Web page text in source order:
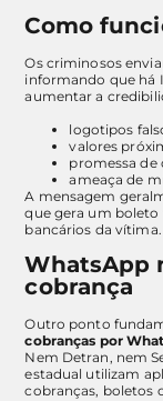
Como
Os criminosos
informando que há
aumentar a
logotipos
valores
promessa
ameaça de
A mensagem
que gera um boleto
bancários da vítima.
WhatsApp
cobrança
Outro ponto
cobranças por
Nem Detran, nem
estadual utilizam
cobranças, boletos